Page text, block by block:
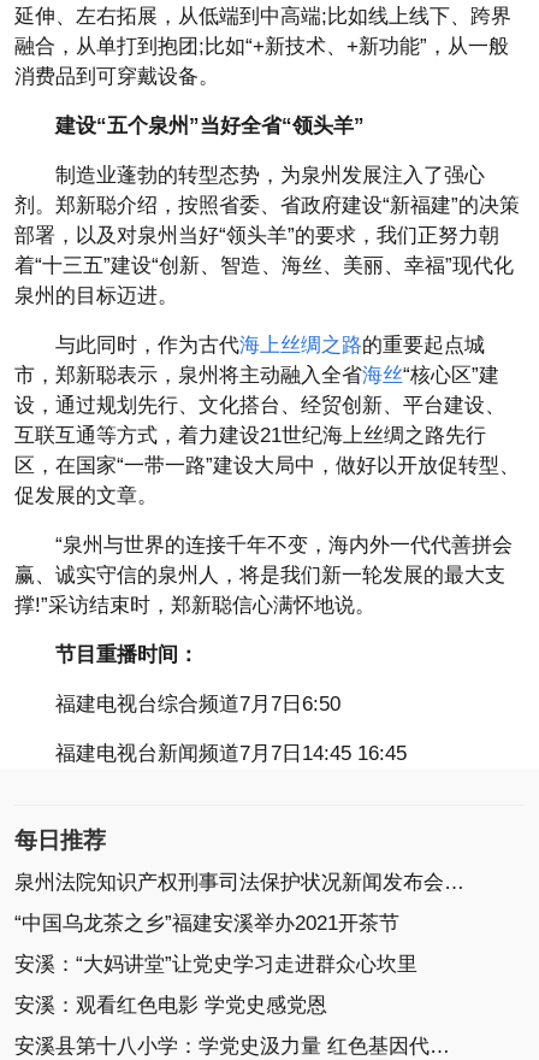
延伸、左右拓展，从低端到中高端;比如线上线下、跨界
融合，从单打到抱团;比如“+新技术、+新功能”，从一般
消费品到可穿戴设备。
建设“五个泉州”当好全省“领头羊”
制造业蓬勃的转型态势，为泉州发展注入了强心
剂。郑新聪介绍，按照省委、省政府建设“新福建”的决策
部署，以及对泉州当好“领头羊”的要求，我们正努力朝
着“十三五”建设“创新、智造、海丝、美丽、幸福”现代化
泉州的目标迈进。
与此同时，作为古代海上丝绸之路的重要起点城
市，郑新聪表示，泉州将主动融入全省海丝“核心区”建
设，通过规划先行、文化搭台、经贸创新、平台建设、
互联互通等方式，着力建设21世纪海上丝绸之路先行
区，在国家“一带一路”建设大局中，做好以开放促转型、
促发展的文章。
“泉州与世界的连接千年不变，海内外一代代善拼会
赢、诚实守信的泉州人，将是我们新一轮发展的最大支
撑!”采访结束时，郑新聪信心满怀地说。
节目重播时间：
福建电视台综合频道7月7日6:50
福建电视台新闻频道7月7日14:45 16:45
每日推荐
泉州法院知识产权刑事司法保护状况新闻发布会召开
“中国乌龙茶之乡”福建安溪举办2021开茶节
安溪：“大妈讲堂”让党史学习走进群众心坎里
安溪：观看红色电影 学党史感党恩
安溪县第十八小学：学党史汲力量 红色基因代代传